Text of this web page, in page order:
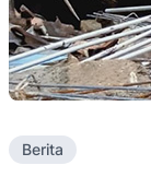
Berita